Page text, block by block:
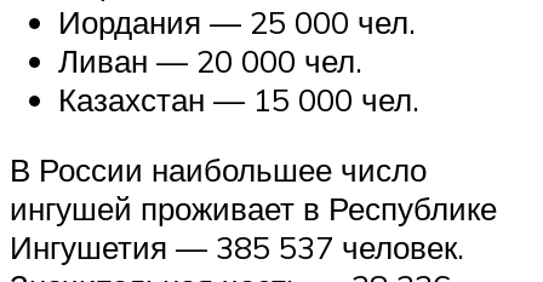
Иордания — 25 000 чел.
Ливан — 20 000 чел.
Казахстан — 15 000 чел.
В России наибольшее число
ингушей проживает в Республике
Ингушетия — 385 537 человек.